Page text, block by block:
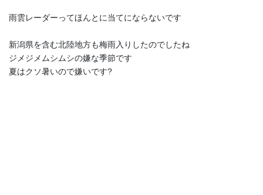
雨雲レーダーってほんとに当てにならないです
新潟県を含む北陸地方も梅雨入りしたのでしたね
ジメジメムシムシの嫌な季節です
夏はクソ暑いので嫌いです?